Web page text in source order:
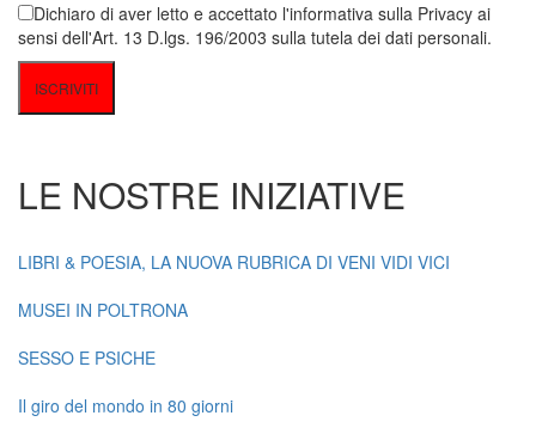
Dichiaro di aver letto e accettato l'informativa sulla Privacy ai
sensi dell'Art. 13 D.lgs. 196/2003 sulla tutela dei dati personali.
LE NOSTRE INIZIATIVE
LIBRI & POESIA, LA NUOVA RUBRICA DI VENI VIDI VICI
MUSEI IN POLTRONA
SESSO E PSICHE
Il giro del mondo in 80 giorni